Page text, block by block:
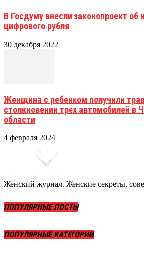
В Госдуму внесли законопроект об
цифрового рубля
30 декабря 2022
Женщина с ребенком получили
столкновении трех автомобилей в
области
4 февраля 2024
Женский журнал. Женские секреты,
ПОПУЛЯРНЫЕ ПОСТЫ
ПОПУЛЯРНЫЕ КАТЕГОРИИ